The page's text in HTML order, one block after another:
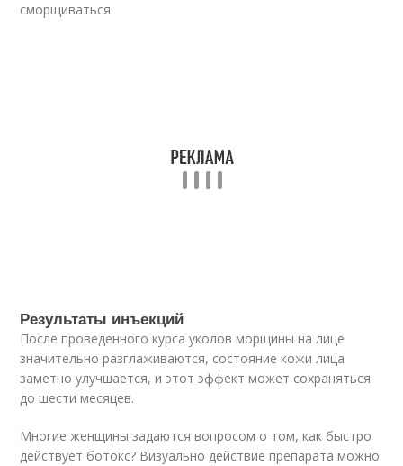
сморщиваться.
Результаты инъекций
После проведенного курса уколов морщины на лице
значительно разглаживаются, состояние кожи лица
заметно улучшается, и этот эффект может сохраняться
до шести месяцев.
Многие женщины задаются вопросом о том, как быстро
действует ботокс? Визуально действие препарата можно